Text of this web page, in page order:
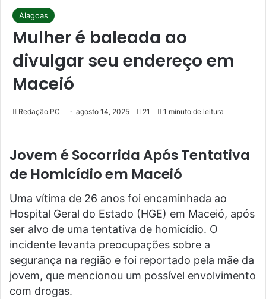
Alagoas
Mulher é baleada ao
divulgar seu endereço em
Maceió
Redação PC agosto 14, 2025 21 1 minuto de leitura
Jovem é Socorrida Após Tentativa
de Homicídio em Maceió
Uma vítima de 26 anos foi encaminhada ao
Hospital Geral do Estado (HGE) em Maceió, após
ser alvo de uma tentativa de homicídio. O
incidente levanta preocupações sobre a
segurança na região e foi reportado pela mãe da
jovem, que mencionou um possível envolvimento
com drogas.